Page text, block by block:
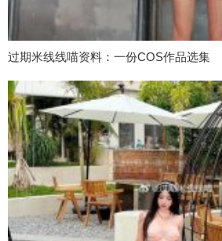
过期米线线喵资料：一份COS作品选集